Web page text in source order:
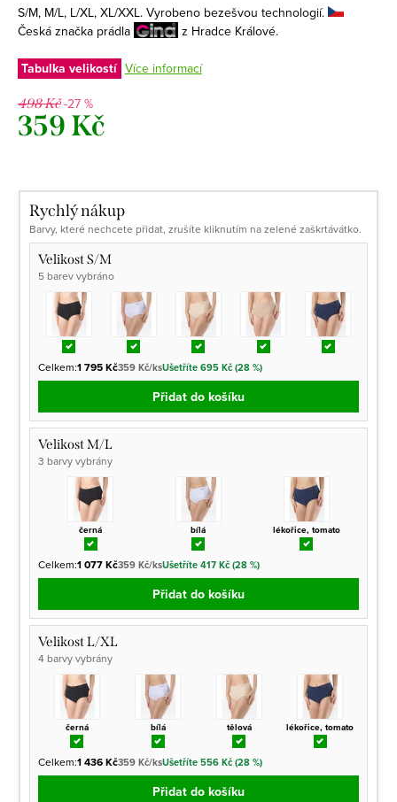
S/M, M/L, L/XL, XL/XXL. Vyrobeno bezešvou technologií.
Česká značka prádla
z Hradce Králové.
Tabulka velikostí Více informací
498 Kč-27 %
359 Kč
Rychlý nákup
Barvy, které nechcete přidat, zrušíte kliknutím na zelené zaškrtávátko.
Velikost S/M
5 barev vybráno
Celkem:1 795 Kč359 Kč/ksUšetříte 695 Kč (28 %)
Přidat do košíku
Velikost M/L
3 barvy vybrány
černá bílá lékořice, tomato
Celkem:1 077 Kč359 Kč/ksUšetříte 417 Kč (28 %)
Přidat do košíku
Velikost L/XL
4 barvy vybrány
černá bílá tělová lékořice, tomato
Celkem:1 436 Kč359 Kč/ksUšetříte 556 Kč (28 %)
Přidat do košíku